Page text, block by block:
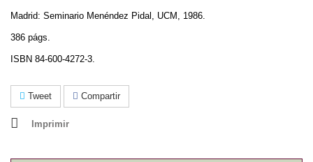
Madrid: Seminario Menéndez Pidal, UCM, 1986.
386 págs.
ISBN 84-600-4272-3.
Tweet Compartir
Imprimir